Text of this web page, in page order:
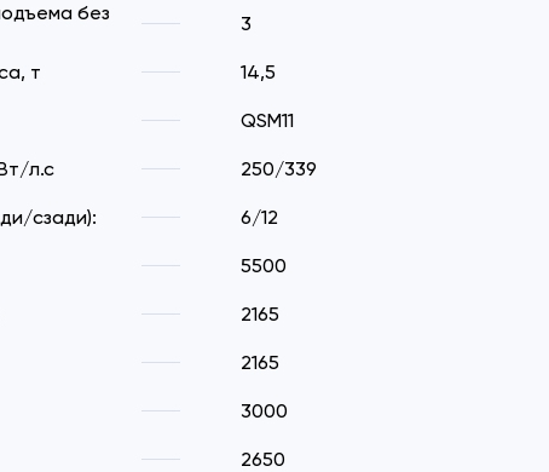
без
3
т 14,5
QSM11
л.с 250/339
сзади): 6/12
5500
2165
2165
3000
2650